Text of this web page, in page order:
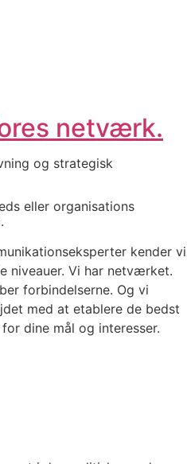
netværk.
og strategisk
eller organisations
kender vi
niveauer. Vi har netværket.
forbindelserne. Og vi
med at etablere de bedst
dine mål og interesser.